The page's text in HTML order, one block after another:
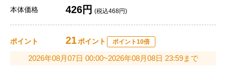
本体価格 426円 (税込468円)
ポイント 21ポイント ポイント10倍
2026年08月07日 00:00~2026年08月08日 23:59まで